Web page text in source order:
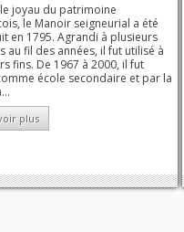
joyau du patrimoine
le Manoir seigneurial a été
en 1795. Agrandi à plusieurs
au fil des années, il fut utilisé à
fins. De 1967 à 2000, il fut
école secondaire et par la
plus